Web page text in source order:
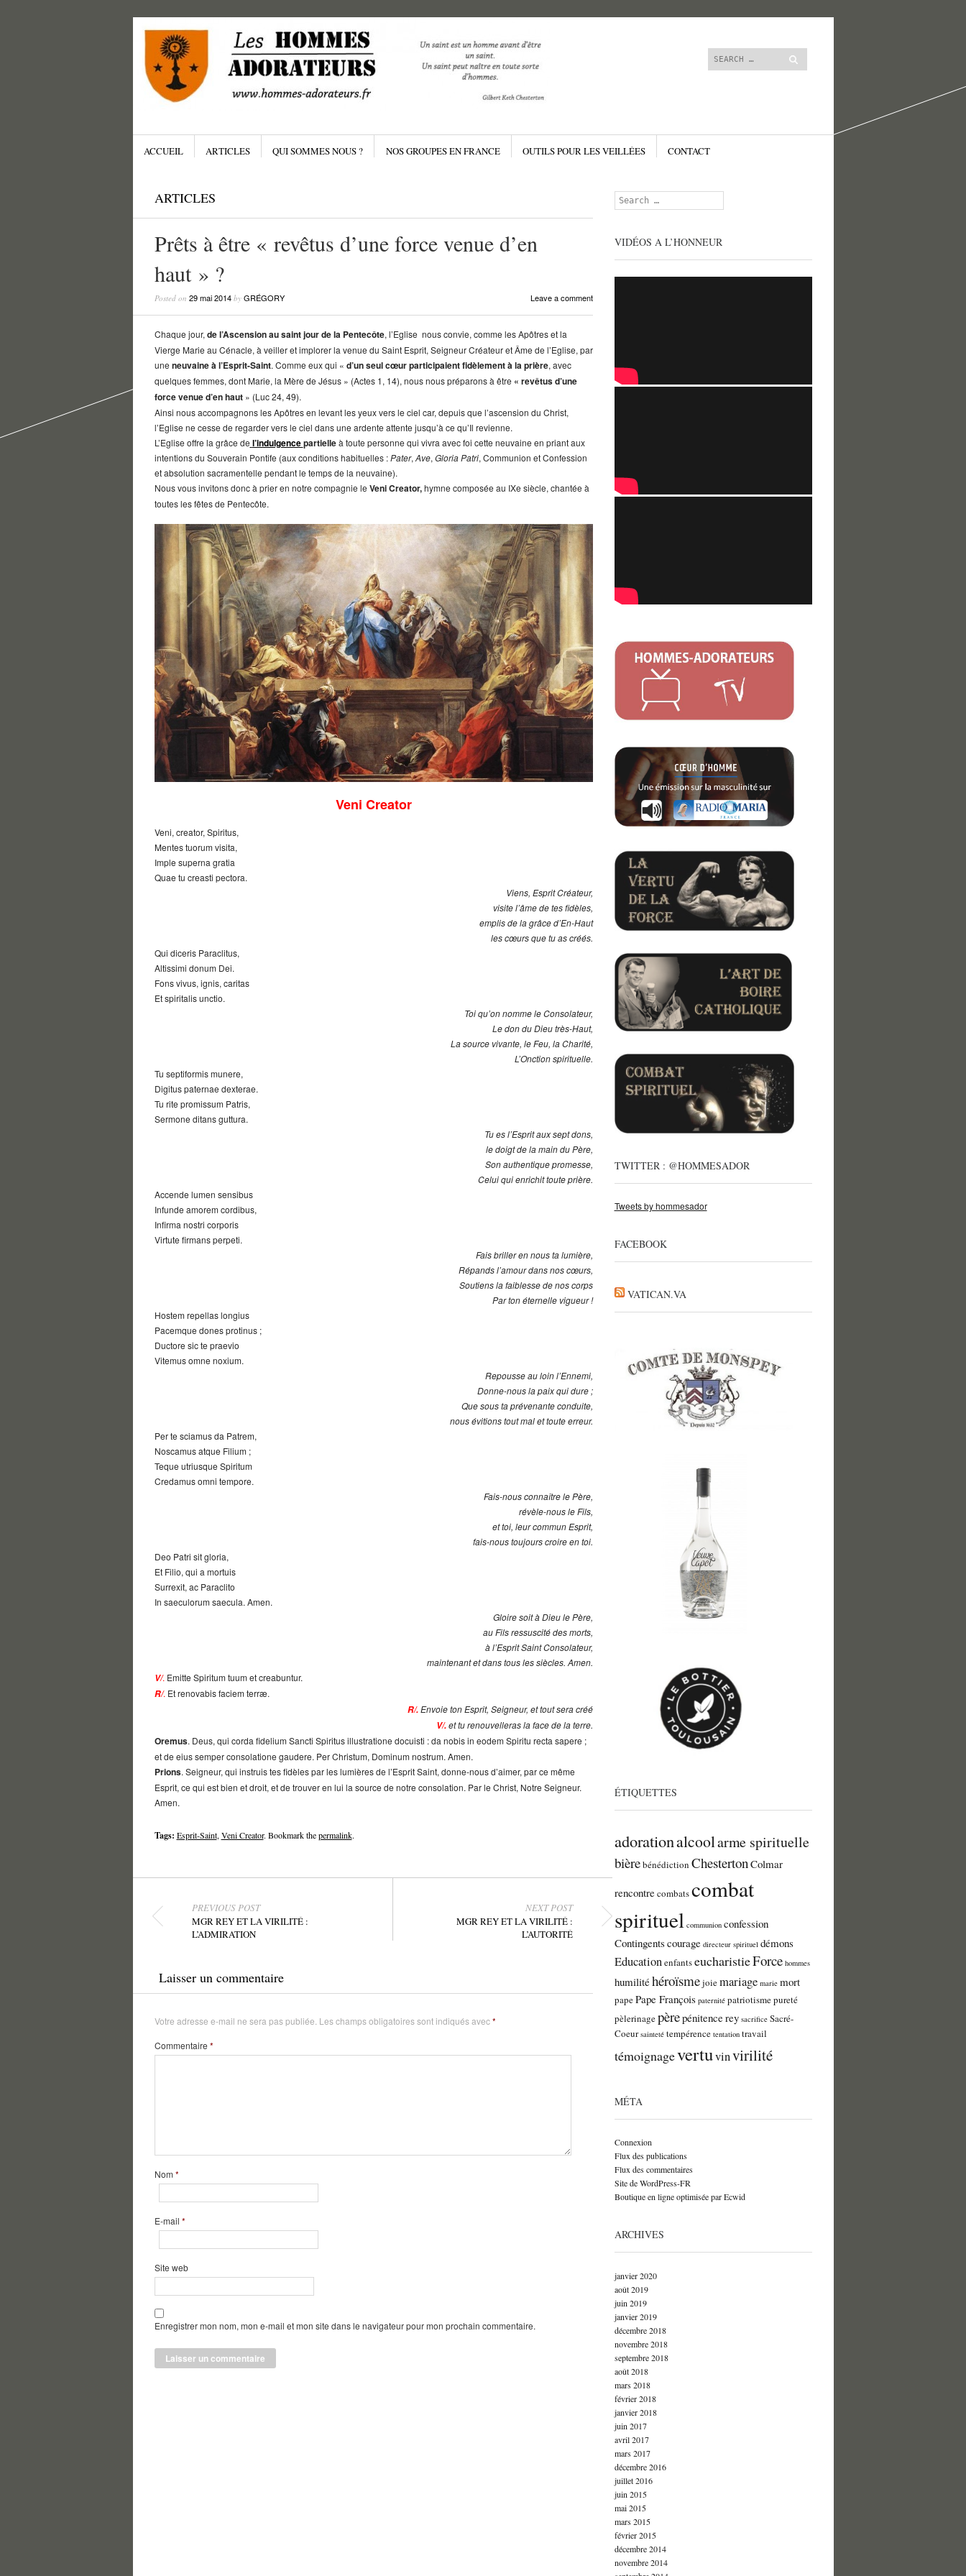
Search
SKIP TO CONTENT
ACCUEIL ARTICLES QUI SOMMES NOUS ? NOS GROUPES EN FRANCE OUTILS POUR LES VEILLÉES CONTACT
ARTICLES
Prêts à être « revêtus d’une force venue d’en
haut » ?
Posted on 29 mai 2014by GRÉGORY Leave a comment
Chaque jour, de l’Ascension au saint jour de la Pentecôte, l’Eglise nous convie, comme les Apôtres et la
Vierge Marie au Cénacle, à veiller et implorer la venue du Saint Esprit, Seigneur Créateur et Âme de l’Eglise, par
une neuvaine à l’Esprit-Saint. Comme eux qui « d’un seul cœur participaient fidèlement à la prière, avec
quelques femmes, dont Marie, la Mère de Jésus » (Actes 1, 14), nous nous préparons à être « revêtus d’une
force venue d’en haut » (Luc 24, 49).
Ainsi nous accompagnons les Apôtres en levant les yeux vers le ciel car, depuis que l’ascension du Christ,
l’Eglise ne cesse de regarder vers le ciel dans une ardente attente jusqu’à ce qu’Il revienne.
L’Eglise offre la grâce de l’indulgencepartielleà toute personne qui vivra avec foi cette neuvaine en priant aux
intentions du Souverain Pontife (aux conditions habituelles :Pater, Ave, Gloria Patri, Communion et Confession
et absolution sacramentelle pendant le temps de la neuvaine).
Nous vous invitons donc à prier en notre compagnie le Veni Creator,hymne composée au IXe siècle, chantée à
toutes les fêtes de Pentecôte.
Veni Creator
Veni, creator, Spiritus,
Mentes tuorum visita,
Imple superna gratia
Quae tu creasti pectora.
Viens, Esprit Créateur,
visite l’âme de tes fidèles,
emplis de la grâce d’En-Haut
les cœurs que tu as créés.
Qui diceris Paraclitus,
Altissimi donum Dei.
Fons vivus, ignis, caritas
Et spiritalis unctio.
Toi qu’on nomme le Consolateur,
Le don du Dieu très-Haut,
La source vivante, le Feu, la Charité,
L’Onction spirituelle.
Tu septiformis munere,
Digitus paternae dexterae.
Tu rite promissum Patris,
Sermone ditans guttura.
Tu es l’Esprit aux sept dons,
le doigt de la main du Père,
Son authentique promesse,
Celui qui enrichit toute prière.
Accende lumen sensibus
Infunde amorem cordibus,
Infirma nostri corporis
Virtute firmans perpeti.
Fais briller en nous ta lumière,
Répands l’amour dans nos cœurs,
Soutiens la faiblesse de nos corps
Par ton éternelle vigueur !
Hostem repellas longius
Pacemque dones protinus ;
Ductore sic te praevio
Vitemus omne noxium.
Repousse au loin l’Ennemi,
Donne-nous la paix qui dure ;
Que sous ta prévenante conduite,
nous évitions tout mal et toute erreur.
Per te sciamus da Patrem,
Noscamus atque Filium ;
Teque utriusque Spiritum
Credamus omni tempore.
Fais-nous connaître le Père,
révèle-nous le Fils,
et toi, leur commun Esprit,
fais-nous toujours croire en toi.
Deo Patri sit gloria,
Et Filio, qui a mortuis
Surrexit, ac Paraclito
In saeculorum saecula. Amen.
Gloire soit à Dieu le Père,
au Fils ressuscité des morts,
à l’Esprit Saint Consolateur,
maintenant et dans tous les siècles. Amen.
V/. Emitte Spiritum tuum et creabuntur.
R/. Et renovabis faciem terræ.
R/.Envoie ton Esprit, Seigneur, et tout sera créé
V/. et tu renouvelleras la face de la terre.
Oremus. Deus, qui corda fidelium Sancti Spiritus illustratione docuisti : da nobis in eodem Spiritu recta sapere ;
et de eius semper consolatione gaudere. Per Christum, Dominum nostrum. Amen.
Prions. Seigneur, qui instruis tes fidèles par les lumières de l’Esprit Saint, donne-nous d’aimer, par ce même
Esprit, ce qui est bien et droit, et de trouver en lui la source de notre consolation. Par le Christ, Notre Seigneur.
Amen.
Tags: Esprit-Saint,Veni Creator. Bookmark thepermalink.
PREVIOUS POST
MGR REY ET LA VIRILITÉ :
L’ADMIRATION
NEXT POST
MGR REY ET LA VIRILITÉ :
L’AUTORITÉ
Laisser un commentaire
Votre adresse e-mail ne sera pas publiée. Les champs obligatoires sont indiqués avec*
Commentaire *
Nom *
E-mail *
Site web
Enregistrer mon nom, mon e-mail et mon site dans le navigateur pour mon prochain commentaire.
Search
VIDÉOS A L’HONNEUR
TWITTER : @HOMMESADOR
Tweets by hommesador
FACEBOOK
VATICAN.VA
ÉTIQUETTES
adorationalcoolarme spirituelle
bièrebénédiction ChestertonColmar
rencontrecombatscombat
spirituel communion confession
Contingentscourage directeur spirituel démons
EducationenfantseucharistieForce hommes
humilitéhéroïsmejoiemariage marie mort
papePape François paternité patriotismepureté
pèlerinagepèrepénitencerey sacrifice Sacré-
Coeur sainteté tempérence tentation travail
témoignagevertuvinvirilité
MÉTA
Connexion
Flux des publications
Flux des commentaires
Site de WordPress-FR
Boutique en ligne optimisée par Ecwid
ARCHIVES
janvier 2020
août 2019
juin 2019
janvier 2019
décembre 2018
novembre 2018
septembre 2018
août 2018
mars 2018
février 2018
janvier 2018
juin 2017
avril 2017
mars 2017
décembre 2016
juillet 2016
juin 2015
mai 2015
mars 2015
février 2015
décembre 2014
novembre 2014